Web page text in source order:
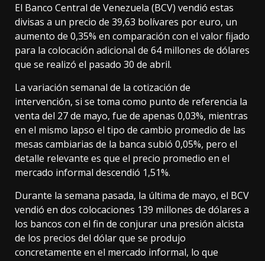
El Banco Central de Venezuela (BCV) vendió estas
divisas a un precio de 39,63 bolívares por euro, un
aumento de 0,35% en comparación con el valor fijado
para la colocación adicional de 64 millones de dólares
que se realizó el pasado 30 de abril.
La variación semanal de la cotización de
intervención, si se toma como punto de referencia la
venta del 27 de mayo, fue de apenas 0,03%, mientras
en el mismo lapso el tipo de cambio promedio de las
mesas cambiarias de la banca subió 0,05%, pero el
detalle relevante es que el precio promedio en el
mercado informal descendió 1,51%.
Durante la semana pasada, la última de mayo, el BCV
vendió en dos colocaciones 139 millones de dólares a
los bancos con el fin de conjurar una presión alcista
de los precios del dólar que se produjo
concretamente en el mercado informal, lo que